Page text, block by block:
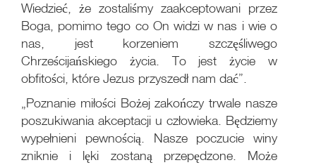
Wiedzieć, że zostaliśmy zaakceptowani przez
Boga, pomimo tego co On widzi w nas i wie o
nas, jest korzeniem szczęśliwego
Chrześcijańskiego życia. To jest życie w
obfitości, które Jezus przyszedł nam dać”.
„Poznanie miłości Bożej zakończy trwale nasze
poszukiwania akceptacji u człowieka. Będziemy
wypełnieni pewnością. Nasze poczucie winy
zniknie i lęki zostaną przepędzone. Może